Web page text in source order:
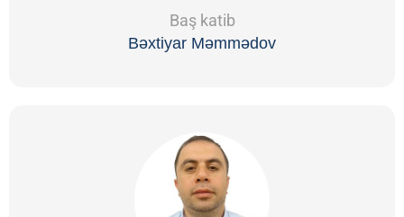
Baş katib
Bəxtiyar Məmmədov